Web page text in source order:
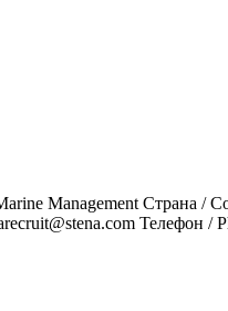
Management Страна /
Телефон /